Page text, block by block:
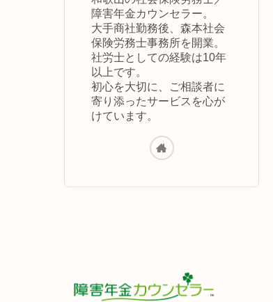
障害年金カウンセラー。
大手商社勤務後、森本社会
保険労務士事務所を開業。
社労士としての経験は10年
以上です。
初心を大切に、ご相談者に
寄り添ったサービスを心が
けています。